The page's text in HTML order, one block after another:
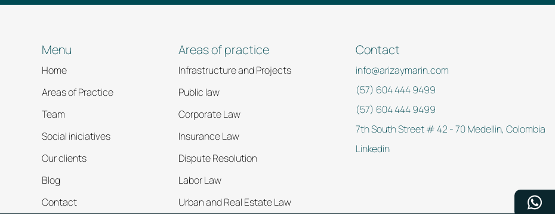
Menu
Home
Areas of Practice
Team
Social iniciatives
Our clients
Blog
Contact
Areas of practice
Infrastructure and Projects
Public law
Corporate Law
Insurance Law
Dispute Resolution
Labor Law
Urban and Real Estate Law
Contact
info@arizaymarin.com
(57) 604 444 9499
(57) 604 444 9499
7th South Street # 42 - 70 Medellin, Colombia
Linkedin